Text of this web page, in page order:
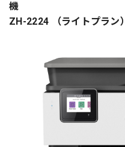
機
ZH-2224 （ライトプラン）